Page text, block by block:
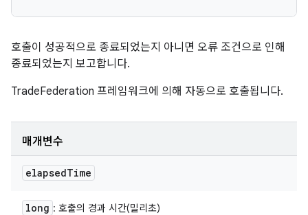
호출이 성공적으로 종료되었는지 아니면 오류 조건으로 인해
종료되었는지 보고합니다.
TradeFederation 프레임워크에 의해 자동으로 호출됩니다.
매개변수
elapsedTime
long : 호출의 경과 시간(밀리초)